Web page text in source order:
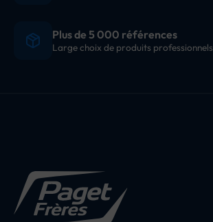
Plus de 5 000 références
Large choix de produits professionnels